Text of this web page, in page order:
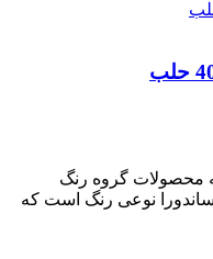
ساندورا 402 از جمله محصولات گروه رنگ
نوعی رنگ است که